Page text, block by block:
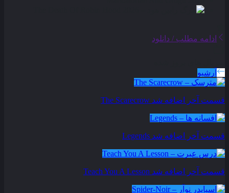
ادامه مطلب / دانلود
آرشیو
قسمت آخر اضافه شد The Scarecrow
قسمت آخر اضافه شد Legends
قسمت آخر اضافه شد Teach You A Lesson